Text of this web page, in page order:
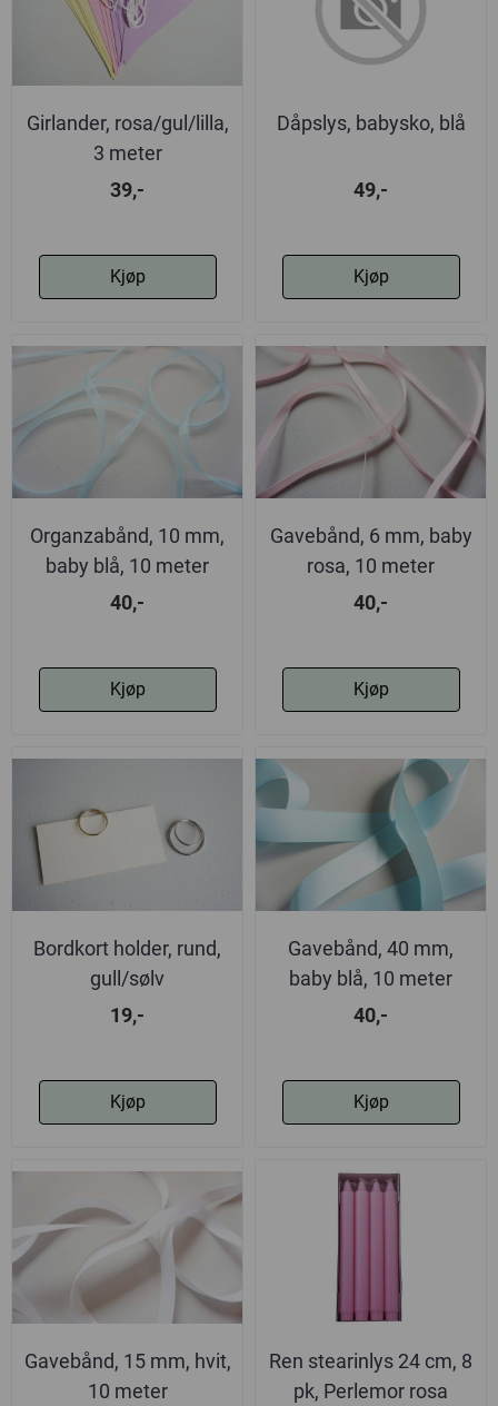
Girlander, rosa/gul/lilla,
3 meter
39,-
Kjøp
Dåpslys, babysko, blå
49,-
Kjøp
Organzabånd, 10 mm,
baby blå, 10 meter
40,-
Kjøp
Gavebånd, 6 mm, baby
rosa, 10 meter
40,-
Kjøp
Bordkort holder, rund,
gull/sølv
19,-
Kjøp
Gavebånd, 40 mm,
baby blå, 10 meter
40,-
Kjøp
Gavebånd, 15 mm, hvit,
10 meter
Ren stearinlys 24 cm, 8
pk, Perlemor rosa